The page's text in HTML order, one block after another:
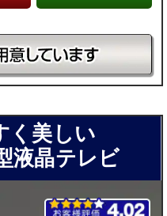
く美しい
液晶テレビ